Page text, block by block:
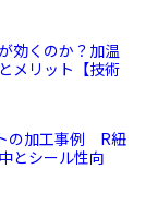
効くのか？加温
メリット【技術
の加工事例 R紐
とシール性向